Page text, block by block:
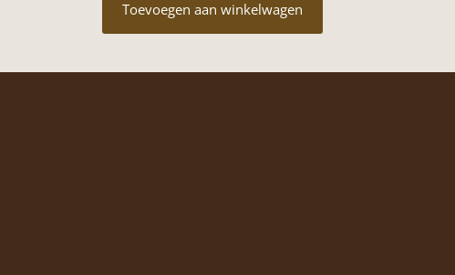
Toevoegen aan winkelwagen